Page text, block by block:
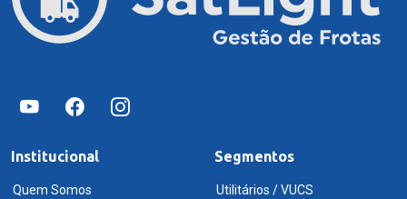
Institucional
Quem Somos
Segmentos
Utilitários / VUCS